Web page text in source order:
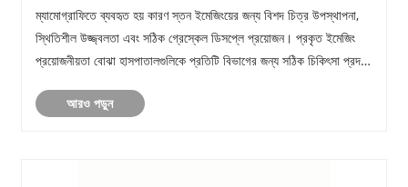
ম্যামোগ্রাফিতে ব্যবহৃত হয় কারণ স্তন ইমেজিংয়ের জন্য বিশদ চিত্র উপস্থাপনা,
স্থিতিশীল উজ্জ্বলতা এবং সঠিক গ্রেস্কেল ডিসপ্লে প্রয়োজন। প্রকৃত ইমেজিং
প্রয়োজনীয়তা বোঝা হাসপাতালগুলিকে প্রতিটি বিভাগের জন্য সঠিক চিকিৎসা প্রদর্শন
আরও পড়ুন